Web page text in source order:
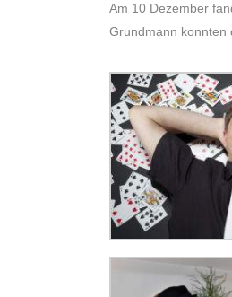
Am 10 Dezember
Grundmann konnten